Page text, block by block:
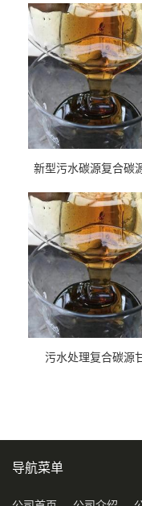
新型污水碳源复合碳
污水处理复合碳源
导航菜单